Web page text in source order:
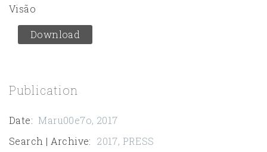
Visão
Download
Publication
Date: Maru00e7o, 2017
Search | Archive: 2017, PRESS